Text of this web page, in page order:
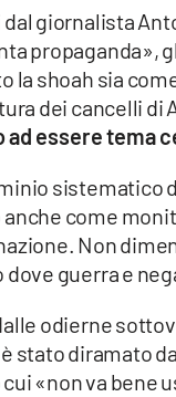
giornalista
propaganda»,
la shoah sia
dei cancelli di
ad essere tema
sistematico
come
Non
guerra e
odierne
stato diramato
«non va bene